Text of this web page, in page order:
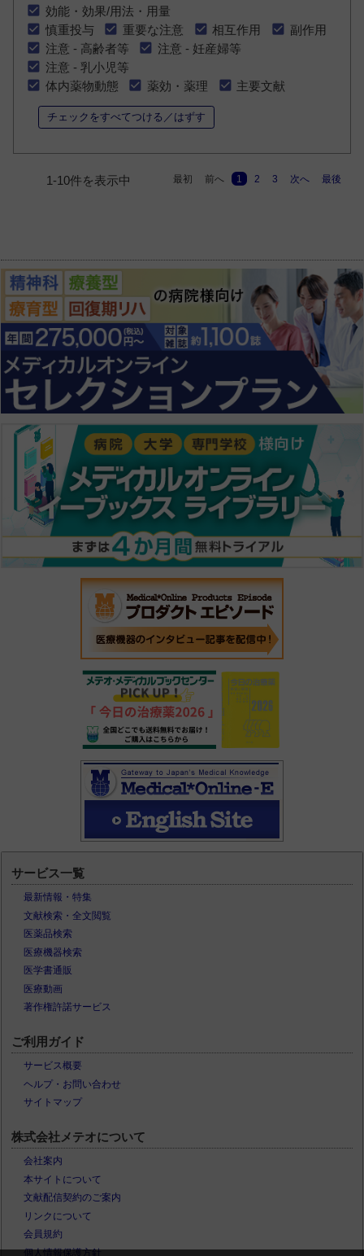
効能・効果/用法・用量
慎重投与
重要な注意 相互作用
副作用
注意 - 高齢者等
注意 - 妊産婦等
注意 - 乳小児等
体内薬物動態
薬効・薬理 主要文献
チェックをすべてつける／はずす
1-10件を表示中 最初 前へ 1 2 3 次へ 最後
サービス一覧
最新情報・特集
文献検索・全文閲覧
医薬品検索
医療機器検索
医学書通販
医療動画
著作権許諾サービス
ご利用ガイド
サービス概要
ヘルプ・お問い合わせ
サイトマップ
株式会社メテオについて
会社案内
本サイトについて
文献配信契約のご案内
リンクについて
会員規約
個人情報保護方針